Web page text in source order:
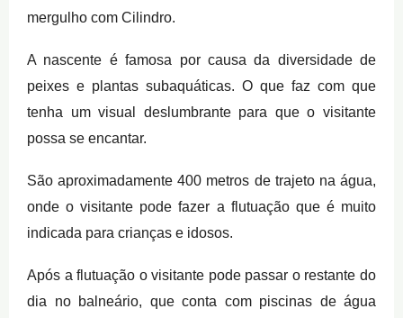
mergulho com Cilindro.
A nascente é famosa por causa da diversidade de
peixes e plantas subaquáticas. O que faz com que
tenha um visual deslumbrante para que o visitante
possa se encantar.
São aproximadamente 400 metros de trajeto na água,
onde o visitante pode fazer a flutuação que é muito
indicada para crianças e idosos.
Após a flutuação o visitante pode passar o restante do
dia no balneário, que conta com piscinas de água